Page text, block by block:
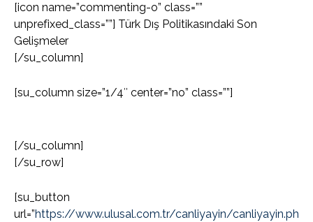
[icon name=”commenting-o” class=””
unprefixed_class=””] Türk Dış Politikasındaki Son
Gelişmeler
[/su_column]
[su_column size=”1/4″ center=”no” class=””]
[/su_column]
[/su_row]
[su_button
url=”https://www.ulusal.com.tr/canliyayin/canliyayin.ph